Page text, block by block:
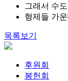
그래서 수
형제들 가
목록보기
후원회
봉헌회